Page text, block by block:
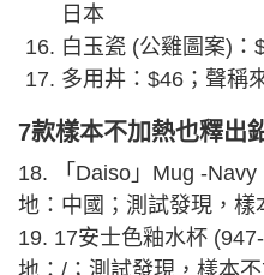
日本
白玉瓷 (公雞圖案)：
多用丼：$46；聲稱
7款樣本不加熱也釋出
18. 「Daiso」Mug -
地：中國；測試發現，樣
19. 17安士色釉水杯
地：/；測試發現，樣本